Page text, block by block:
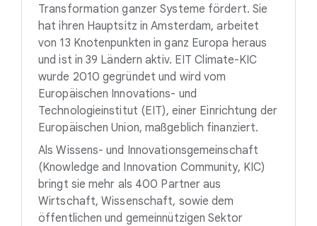
Transformation ganzer Systeme fördert. Sie
hat ihren Hauptsitz in Amsterdam, arbeitet
von 13 Knotenpunkten in ganz Europa heraus
und ist in 39 Ländern aktiv. EIT Climate-KIC
wurde 2010 gegründet und wird vom
Europäischen Innovations- und
Technologieinstitut (EIT), einer Einrichtung der
Europäischen Union, maßgeblich finanziert.
Als Wissens- und Innovationsgemeinschaft
(Knowledge and Innovation Community, KIC)
bringt sie mehr als 400 Partner aus
Wirtschaft, Wissenschaft, sowie dem
öffentlichen und gemeinnützigen Sektor